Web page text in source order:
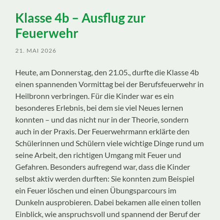
Klasse 4b – Ausflug zur
Feuerwehr
21. MAI 2026
Heute, am Donnerstag, den 21.05., durfte die Klasse 4b
einen spannenden Vormittag bei der Berufsfeuerwehr in
Heilbronn verbringen. Für die Kinder war es ein
besonderes Erlebnis, bei dem sie viel Neues lernen
konnten – und das nicht nur in der Theorie, sondern
auch in der Praxis. Der Feuerwehrmann erklärte den
Schülerinnen und Schülern viele wichtige Dinge rund um
seine Arbeit, den richtigen Umgang mit Feuer und
Gefahren. Besonders aufregend war, dass die Kinder
selbst aktiv werden durften: Sie konnten zum Beispiel
ein Feuer löschen und einen Übungsparcours im
Dunkeln ausprobieren. Dabei bekamen alle einen tollen
Einblick, wie anspruchsvoll und spannend der Beruf der